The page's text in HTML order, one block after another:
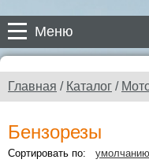
Меню
Каталог
Официальный сайт
производителя
Главная / Каталог /
Бензорезы
Сортировать по: умолчанию